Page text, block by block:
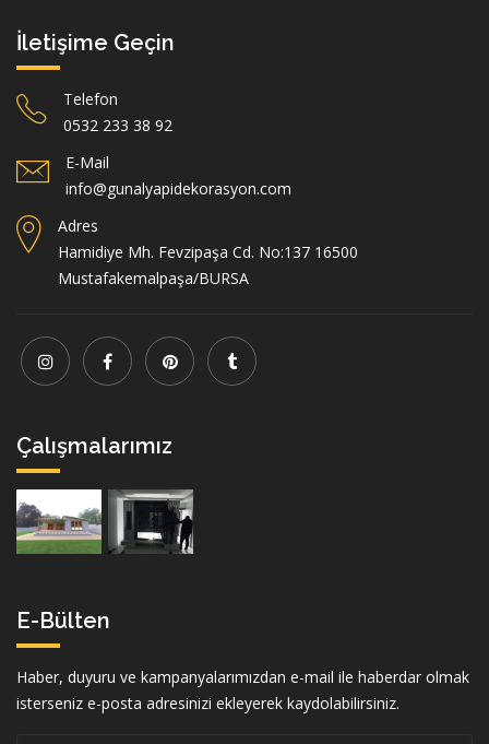
İletişime Geçin
Telefon
0532 233 38 92
E-Mail
info@gunalyapidekorasyon.com
Adres
Hamidiye Mh. Fevzipaşa Cd. No:137 16500
Mustafakemalpaşa/BURSA
Çalışmalarımız
E-Bülten
Haber, duyuru ve kampanyalarımızdan e-mail ile haberdar olmak
isterseniz e-posta adresinizi ekleyerek kaydolabilirsiniz.